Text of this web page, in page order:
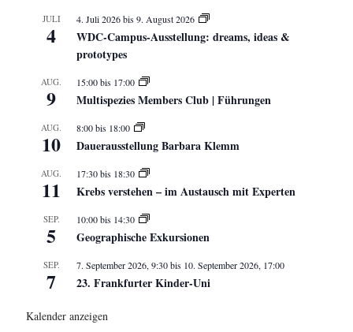
JULI
4
4. Juli 2026bis9. August 2026
WDC-Campus-Ausstellung: dreams, ideas &
prototypes
AUG.
9
15:00bis 17:00
Multispezies Members Club | Führungen
AUG.
10
8:00bis 18:00
Dauerausstellung Barbara Klemm
AUG.
11
17:30bis 18:30
Krebs verstehen – im Austausch mit Experten
SEP.
5
10:00bis 14:30
Geographische Exkursionen
SEP.
7
7. September 2026, 9:30bis 10. September 2026, 17:00
23. Frankfurter Kinder-Uni
Kalender anzeigen